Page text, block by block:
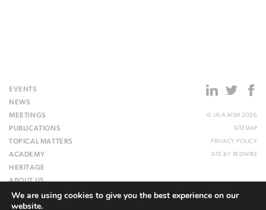
EVENTS
NEWS
MEETINGS
PUBLICATIONS
TOPICAL MATTERS
ACADEMY
HERITAGE
ABOUT US
WEBSITE
© IALA AISM 2026
SITEMAP
PRIVACY POLICY
SITE BY REDWIRE
We are using cookies to give you the best experience on our
website.